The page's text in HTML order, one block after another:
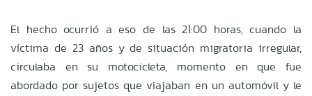
El hecho ocurrió a eso de las 21:00 horas, cuando la
víctima de 23 años y de situación migratoria irregular,
circulaba en su motocicleta, momento en que fue
abordado por sujetos que viajaban en un automóvil y le